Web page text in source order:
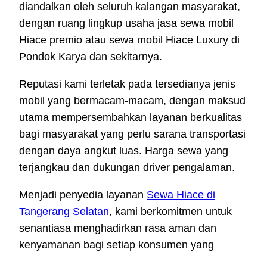
diandalkan oleh seluruh kalangan masyarakat,
dengan ruang lingkup usaha jasa sewa mobil
Hiace premio atau sewa mobil Hiace Luxury di
Pondok Karya dan sekitarnya.
Reputasi kami terletak pada tersedianya jenis
mobil yang bermacam-macam, dengan maksud
utama mempersembahkan layanan berkualitas
bagi masyarakat yang perlu sarana transportasi
dengan daya angkut luas. Harga sewa yang
terjangkau dan dukungan driver pengalaman.
Menjadi penyedia layanan Sewa Hiace di
Tangerang Selatan, kami berkomitmen untuk
senantiasa menghadirkan rasa aman dan
kenyamanan bagi setiap konsumen yang